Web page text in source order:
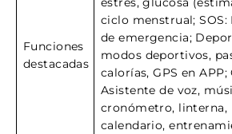
Funciones
destacadas
ciclo menstrual; SOS:
de emergencia;
modos deportivos,
calorías, GPS en APP;
Asistente de voz,
cronómetro, linterna,
calendario,